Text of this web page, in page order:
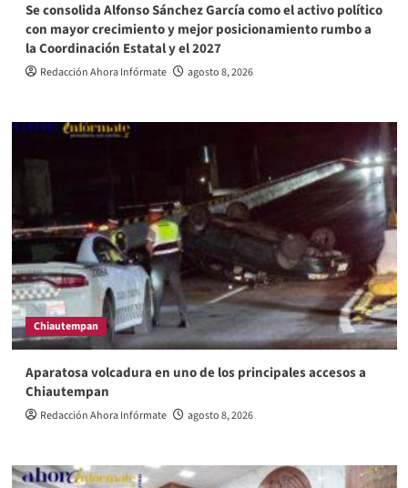
Se consolida Alfonso Sánchez García como el activo político
con mayor crecimiento y mejor posicionamiento rumbo a
la Coordinación Estatal y el 2027
Redacción Ahora Infórmate agosto 8, 2026
Chiautempan
Aparatosa volcadura en uno de los principales accesos a
Chiautempan
Redacción Ahora Infórmate agosto 8, 2026